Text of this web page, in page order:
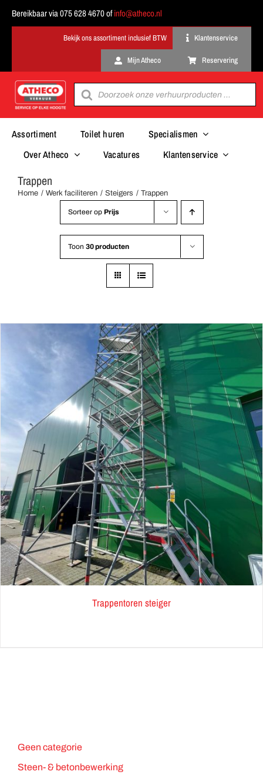
Bereikbaar via 075 628 4670 ofinfo@atheco.nl
Klantenservice
Mijn Atheco Reservering
Producten
zoeken
Assortiment Toilet huren
Specialismen
Over Atheco
Vacatures Klantenservice
Trappen
Home Werk faciliteren Steigers Trappen
Sorteer op Prijs
Toon 30 producten
Trappentoren steiger
Geen categorie
Steen- & betonbewerking